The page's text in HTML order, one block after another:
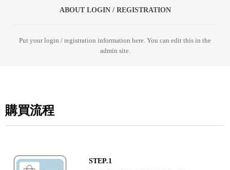
ABOUT LOGIN / REGISTRATION
Put your login / registration information here. You can edit this in the
admin site.
購買流程
STEP.1